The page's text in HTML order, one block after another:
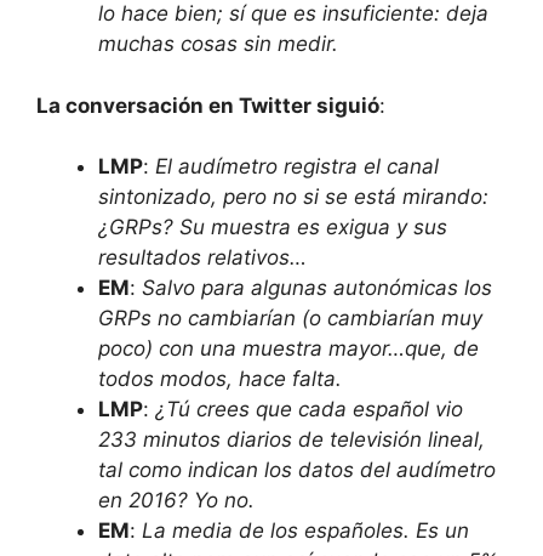
lo hace bien; sí que es insuficiente: deja
muchas cosas sin medir.
La conversación en Twitter siguió:
LMP: El audímetro registra el canal
sintonizado, pero no si se está mirando:
¿GRPs? Su muestra es exigua y sus
resultados relativos…
EM: Salvo para algunas autonómicas los
GRPs no cambiarían (o cambiarían muy
poco) con una muestra mayor…que, de
todos modos, hace falta.
LMP: ¿Tú crees que cada español vio
233 minutos diarios de televisión lineal,
tal como indican los datos del audímetro
en 2016? Yo no.
EM: La media de los españoles. Es un